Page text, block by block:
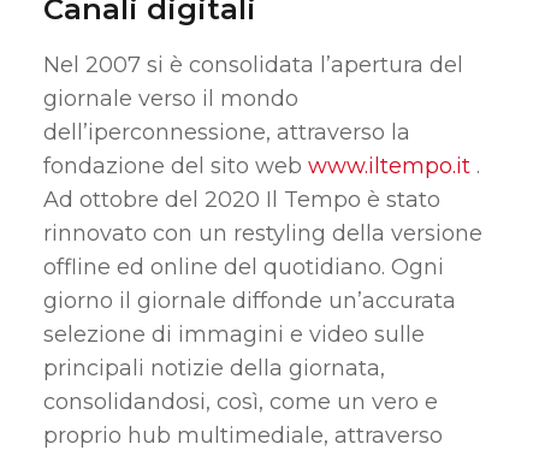
Canali digitali
Nel 2007 si è consolidata l’apertura del
giornale verso il mondo
dell’iperconnessione, attraverso la
fondazione del sito web www.iltempo.it .
Ad ottobre del 2020 Il Tempo è stato
rinnovato con un restyling della versione
offline ed online del quotidiano. Ogni
giorno il giornale diffonde un’accurata
selezione di immagini e video sulle
principali notizie della giornata,
consolidandosi, così, come un vero e
proprio hub multimediale, attraverso